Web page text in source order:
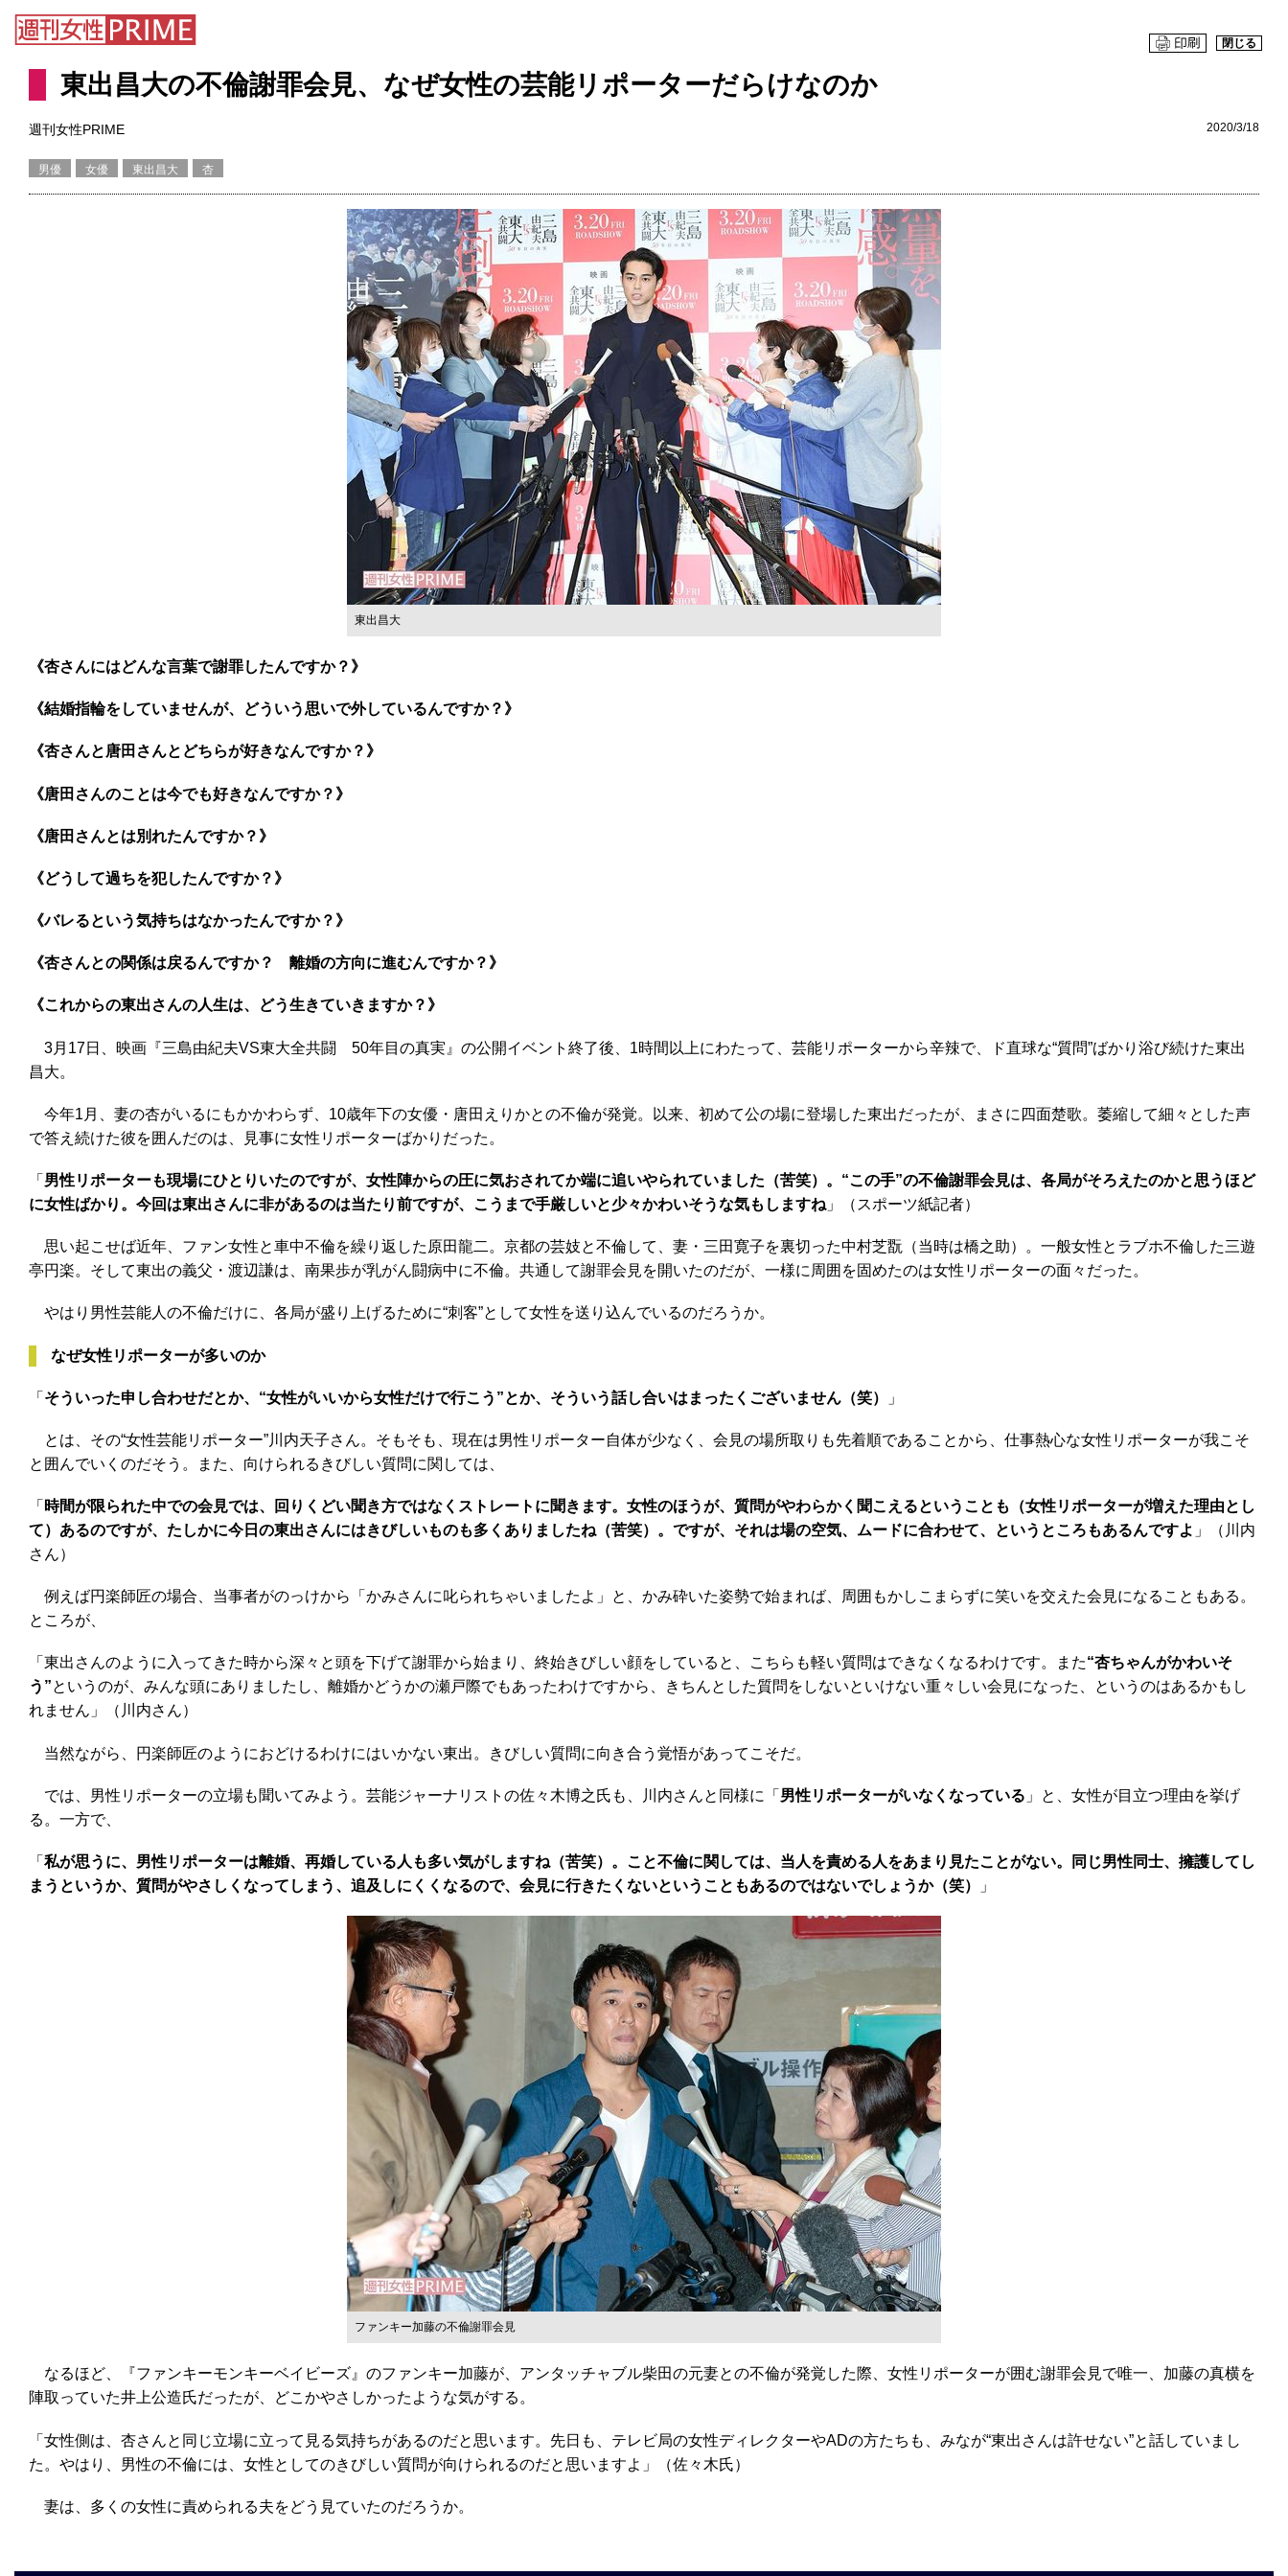
閉じる
東出昌大の不倫謝罪会見、なぜ女性の芸能リポーターだらけなのか
週刊女性PRIME 2020/3/18
男優 女優 東出昌大 杏
東出昌大
《杏さんにはどんな言葉で謝罪したんですか？》
《結婚指輪をしていませんが、どういう思いで外しているんですか？》
《杏さんと唐田さんとどちらが好きなんですか？》
《唐田さんのことは今でも好きなんですか？》
《唐田さんとは別れたんですか？》
《どうして過ちを犯したんですか？》
《バレるという気持ちはなかったんですか？》
《杏さんとの関係は戻るんですか？ 離婚の方向に進むんですか？》
《これからの東出さんの人生は、どう生きていきますか？》
3月17日、映画『三島由紀夫VS東大全共闘 50年目の真実』の公開イベント終了後、1時間以上にわたって、芸能リポーターから辛辣で、ド直球な“質問”ばかり浴び続けた東出
昌大。
今年1月、妻の杏がいるにもかかわらず、10歳年下の女優・唐田えりかとの不倫が発覚。以来、初めて公の場に登場した東出だったが、まさに四面楚歌。萎縮して細々とした声
で答え続けた彼を囲んだのは、見事に女性リポーターばかりだった。
「 男性リポーターも現場にひとりいたのですが、女性陣からの圧に気おされてか端に追いやられていました（苦笑）。“この手”の不倫謝罪会見は、各局がそろえたのかと思うほど
に女性ばかり。今回は東出さんに非があるのは当たり前ですが、こうまで手厳しいと少々かわいそうな気もしますね 」（スポーツ紙記者）
思い起こせば近年、ファン女性と車中不倫を繰り返した原田龍二。京都の芸妓と不倫して、妻・三田寛子を裏切った中村芝翫（当時は橋之助）。一般女性とラブホ不倫した三遊
亭円楽。そして東出の義父・渡辺謙は、南果歩が乳がん闘病中に不倫。共通して謝罪会見を開いたのだが、一様に周囲を固めたのは女性リポーターの面々だった。
やはり男性芸能人の不倫だけに、各局が盛り上げるために“刺客”として女性を送り込んでいるのだろうか。
なぜ女性リポーターが多いのか
「 そういった申し合わせだとか、“女性がいいから女性だけで行こう”とか、そういう話し合いはまったくございません（笑） 」
とは、その“女性芸能リポーター”川内天子さん。そもそも、現在は男性リポーター自体が少なく、会見の場所取りも先着順であることから、仕事熱心な女性リポーターが我こそ
と囲んでいくのだそう。また、向けられるきびしい質問に関しては、
「 時間が限られた中での会見では、回りくどい聞き方ではなくストレートに聞きます。女性のほうが、質問がやわらかく聞こえるということも（女性リポーターが増えた理由とし
て）あるのですが、たしかに今日の東出さんにはきびしいものも多くありましたね（苦笑）。ですが、それは場の空気、ムードに合わせて、というところもあるんですよ 」（川内
さん）
例えば円楽師匠の場合、当事者がのっけから「かみさんに叱られちゃいましたよ」と、かみ砕いた姿勢で始まれば、周囲もかしこまらずに笑いを交えた会見になることもある。
ところが、
「東出さんのように入ってきた時から深々と頭を下げて謝罪から始まり、終始きびしい顔をしていると、こちらも軽い質問はできなくなるわけです。また“杏ちゃんがかわいそ
う”というのが、みんな頭にありましたし、離婚かどうかの瀬戸際でもあったわけですから、きちんとした質問をしないといけない重々しい会見になった、というのはあるかもし
れません」（川内さん）
当然ながら、円楽師匠のようにおどけるわけにはいかない東出。きびしい質問に向き合う覚悟があってこそだ。
では、男性リポーターの立場も聞いてみよう。芸能ジャーナリストの佐々木博之氏も、川内さんと同様に「 男性リポーターがいなくなっている 」と、女性が目立つ理由を挙げ
る。一方で、
「 私が思うに、男性リポーターは離婚、再婚している人も多い気がしますね（苦笑）。こと不倫に関しては、当人を責める人をあまり見たことがない。同じ男性同士、擁護してし
まうというか、質問がやさしくなってしまう、追及しにくくなるので、会見に行きたくないということもあるのではないでしょうか（笑）
」
ファンキー加藤の不倫謝罪会見
なるほど、『ファンキーモンキーベイビーズ』のファンキー加藤が、アンタッチャブル柴田の元妻との不倫が発覚した際、女性リポーターが囲む謝罪会見で唯一、加藤の真横を
陣取っていた井上公造氏だったが、どこかやさしかったような気がする。
「女性側は、杏さんと同じ立場に立って見る気持ちがあるのだと思います。先日も、テレビ局の女性ディレクターやADの方たちも、みなが“東出さんは許せない”と話していまし
た。やはり、男性の不倫には、女性としてのきびしい質問が向けられるのだと思いますよ」（佐々木氏）
妻は、多くの女性に責められる夫をどう見ていたのだろうか。